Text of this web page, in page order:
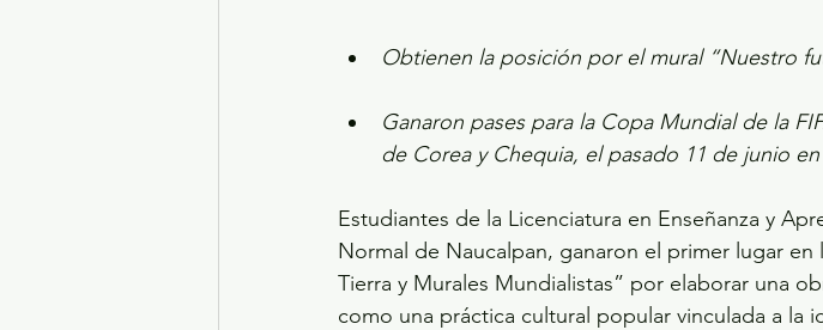
Obtienen la posición por el mural “Nuestro
Ganaron pases para la Copa Mundial de la
de Corea y Chequia, el pasado 11 de junio
Estudiantes de la Licenciatura en Enseñanza y
Normal de Naucalpan, ganaron el primer lugar
Tierra y Murales Mundialistas” por elaborar una
como una práctica cultural popular vinculada a la